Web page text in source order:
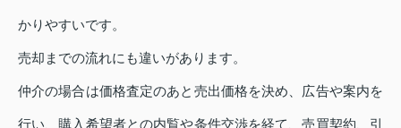
かりやすいです。
売却までの流れにも違いがあります。
仲介の場合は価格査定のあと売出価格を決め、広告や案内を
行い、購入希望者との内覧や条件交渉を経て、売買契約、引